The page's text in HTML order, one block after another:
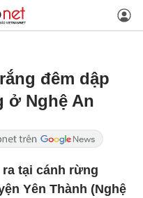
đêm dập
ở Nghệ An
tại cánh rừng
Yên Thành (Nghệ